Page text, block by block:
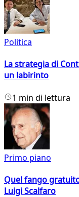
Politica
La strategia di
un labirinto
1 min di lettura
Primo piano
Quel fango
Luigi Scalfaro